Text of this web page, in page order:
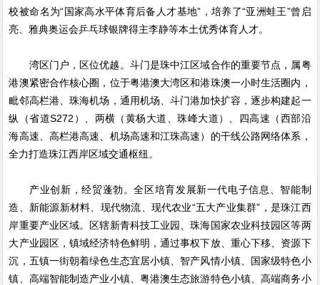
校被命名为“国家高水平体育后备人才基地”，培养了“亚洲蛙王”曾启
亮、雅典奥运会乒乓球银牌得主李静等本土优秀体育人才。
湾区门户，区位优越。斗门是珠中江区域合作的重要节点，属粤
港澳紧密合作核心圈，位于粤港澳大湾区和港珠澳一小时生活圈内，
毗邻高栏港、珠海机场，通用机场、斗门港加快扩容，逐步构建起一
纵（省道S272）、两横（黄杨大道、珠峰大道）、四高速（西部沿
海高速、高栏港高速、机场高速和江珠高速）的干线公路网络体系，
全力打造珠江西岸区域交通枢纽。
产业创新，经贸蓬勃。全区培育发展新一代电子信息、智能制
造、新能源新材料、现代物流、现代农业“五大产业集群”，是珠江西
岸重要产业区域。区辖新青科技工业园、珠海国家农业科技园区等两
大产业园区，镇域经济特色鲜明，通过事权下放、重心下移、资源下
沉，五镇一街朝着绿色生态宜居小镇、智产风情小镇、国家级特色小
镇、高端智能制造产业小镇、粤港澳生态旅游特色小镇、高端商务小